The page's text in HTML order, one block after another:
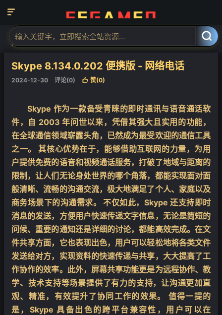


当前位置：福神网-专注分享最实用的软件、工具、资讯
聊
天工具
Skype 8.134.0.202 便携版 - 网络电话
2024-12-30 评论(0)  赞(0)
Skype 作为一款备受青睐的即时通讯与语音通话软
件，自 2003 年问世以来，凭借其强大且实用的功能，
在全球通信领域崭露头角，已然成为最受欢迎的通信工具
之一。 其核心优势在于，能够借助互联网的力量，为用
户提供免费的语音和视频通话服务，打破了地域与距离的
限制，让人们无论身处世界的哪个角落，都能实现面对面
般清晰、流畅的沟通交流，极大地满足了个人、家庭以及
商务场景下的沟通需求。 不仅如此，Skype 还支持即时
消息的发送，方便用户快速传递文字信息，无论是简短的
问候、重要的通知还是详细的讨论，都能高效完成。在文
件共享方面，它也表现出色，用户可以轻松地将各类文件
发送给对方，实现资料的快速传递与共享，大大提高了工
作协作的效率。此外，屏幕共享功能更是为远程协作、教
学、技术支持等场景提供了有力的支持，让沟通更加直
观、精准，有效提升了协同工作的效果。 值得一提的
是，Skype 具备出色的跨平台兼容性，用户可以在